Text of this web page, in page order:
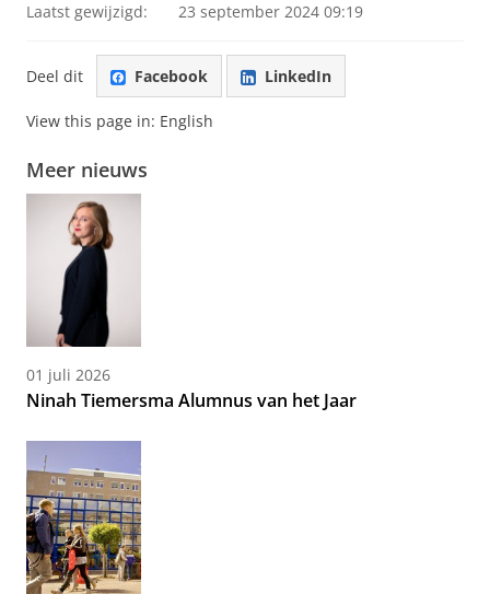
Laatst gewijzigd: 23 september 2024 09:19
Deel dit Facebook LinkedIn
View this page in: English
Meer nieuws
01 juli 2026
Ninah Tiemersma Alumnus van het Jaar